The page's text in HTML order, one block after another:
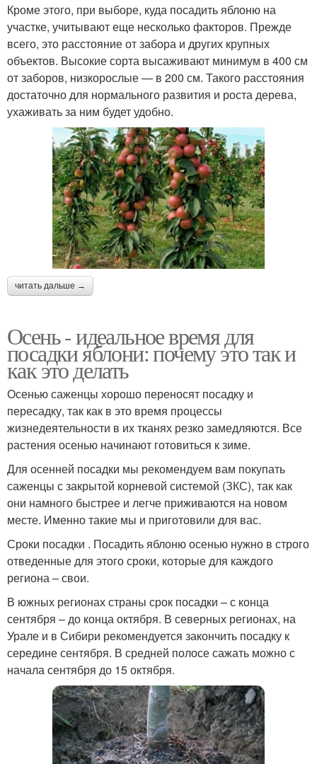
Кроме этого, при выборе, куда посадить яблоню на
участке, учитывают еще несколько факторов. Прежде
всего, это расстояние от забора и других крупных
объектов. Высокие сорта высаживают минимум в 400 см
от заборов, низкорослые — в 200 см. Такого расстояния
достаточно для нормального развития и роста дерева,
ухаживать за ним будет удобно.
читать дальше →
Осень - идеальное время для
посадки яблони: почему это так и
как это делать
Осенью саженцы хорошо переносят посадку и
пересадку, так как в это время процессы
жизнедеятельности в их тканях резко замедляются. Все
растения осенью начинают готовиться к зиме.
Для осенней посадки мы рекомендуем вам покупать
саженцы с закрытой корневой системой (ЗКС), так как
они намного быстрее и легче приживаются на новом
месте. Именно такие мы и приготовили для вас.
Сроки посадки . Посадить яблоню осенью нужно в строго
отведенные для этого сроки, которые для каждого
региона – свои.
В южных регионах страны срок посадки – с конца
сентября – до конца октября. В северных регионах, на
Урале и в Сибири рекомендуется закончить посадку к
середине сентября. В средней полосе сажать можно с
начала сентября до 15 октября.